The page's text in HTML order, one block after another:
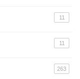
11
11
263